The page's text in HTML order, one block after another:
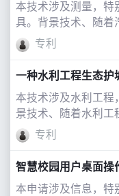
本技术涉及测量，特
具。背景技术、随着
越来越高。车辆操作
是操作性的一个重要
引擎盖、背门盖和四
专利
一种水利工程生态护
本技术涉及水利工程
景技术、随着水利工
构是必不可少的存在
过种植植物，利用植
进行防护、加固，使
专利
智慧校园用户桌面操
本申请涉及信息，特